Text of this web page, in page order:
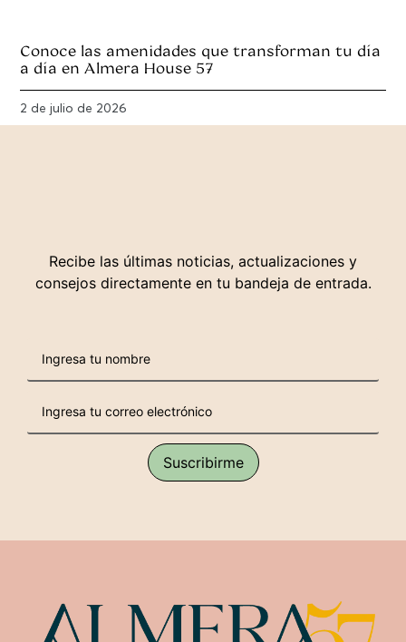
Conoce las amenidades que transforman tu día
a día en Almera House 57
2 de julio de 2026
Recibe las últimas noticias, actualizaciones y
consejos directamente en tu bandeja de entrada.